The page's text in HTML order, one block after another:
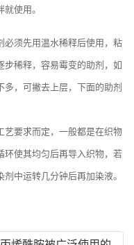
就使用。
必须先用温水稀释后使用，粘
稀释，容易霉变的助剂，如
，可撇去上层，下面的助剂
要求而定，一般都是在织物
使其均匀后再导入织物，若
中运转几分钟后再加染液。